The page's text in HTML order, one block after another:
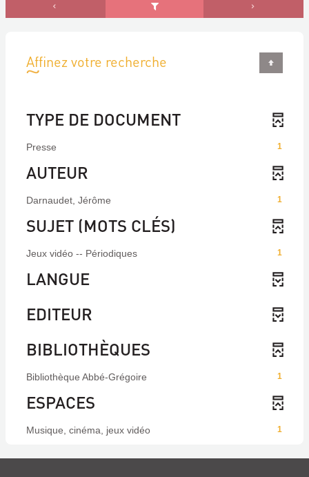
Affinez votre recherche
TYPE DE DOCUMENT
1
Presse
AUTEUR
1
Darnaudet, Jérôme
SUJET (MOTS CLÉS)
1
Jeux vidéo -- Périodiques
LANGUE
EDITEUR
BIBLIOTHÈQUES
1
Bibliothèque Abbé-Grégoire
ESPACES
1
Musique, cinéma, jeux vidéo